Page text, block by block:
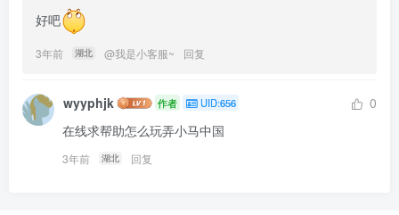
好吧
3年前 湖北 @我是小客服~ 回复
wyyphjk 作者 UID:656
0
在线求帮助怎么玩弄小马中国
3年前 湖北 回复